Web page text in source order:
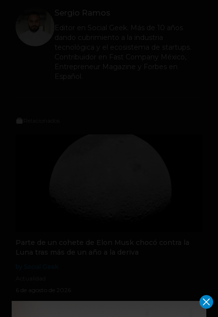
Sergio Ramos
Editor en Social Geek
. Más de 10 años
dando cubrimiento a la industria
tecnológica y el ecosistema de startups.
Contribuidor en Fast Company México,
Entrepreneur Magazine y Forbes en
Español.
Parte de un cohete de Elon Musk chocó contra la
Luna tras más de un año a la deriva
6 de agosto de 2026